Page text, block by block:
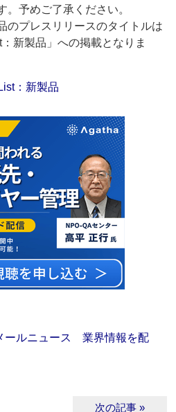
。予めご了承ください。
のプレスリリースのタイトルは
新製品」への掲載となりま
：新製品
ルニュース 業界情報を配
次の記事 »